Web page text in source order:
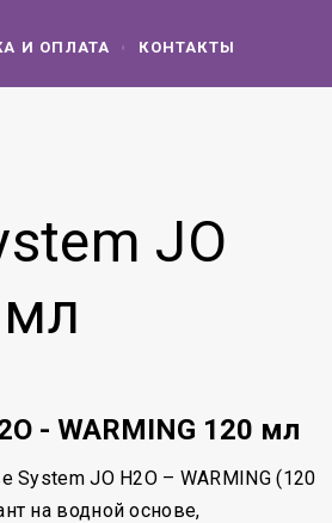
И ОПЛАТА КОНТАКТЫ
JO
мл
- WARMING 120 мл
System JO H2O – WARMING (120
на водной основе,